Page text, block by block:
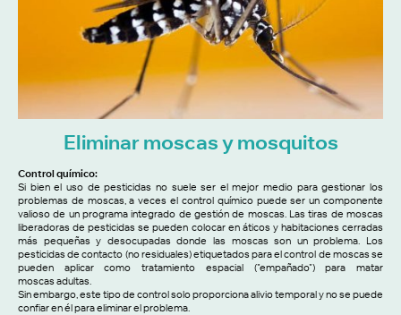
Eliminar moscas y mosquitos
Control químico:
Si bien el uso de pesticidas no suele ser el mejor medio para gestionar los
problemas de moscas, a veces el control químico puede ser un componente
valioso de un programa integrado de gestión de moscas. Las tiras de moscas
liberadoras de pesticidas se pueden colocar en áticos y habitaciones cerradas
más pequeñas y desocupadas donde las moscas son un problema. Los
pesticidas de contacto (no residuales) etiquetados para el control de moscas se
pueden aplicar como tratamiento espacial ("empañado") para matar
moscas adultas.
Sin embargo, este tipo de control solo proporciona alivio temporal y no se puede
confiar en él para eliminar el problema.